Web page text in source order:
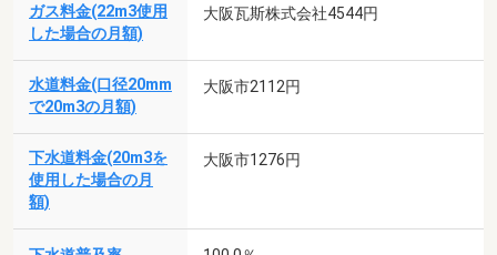
ガス料金(22m3使用
した場合の月額)
大阪瓦斯株式会社4544円
水道料金(口径20mm
で20m3の月額)
大阪市2112円
下水道料金(20m3を
使用した場合の月
額)
大阪市1276円